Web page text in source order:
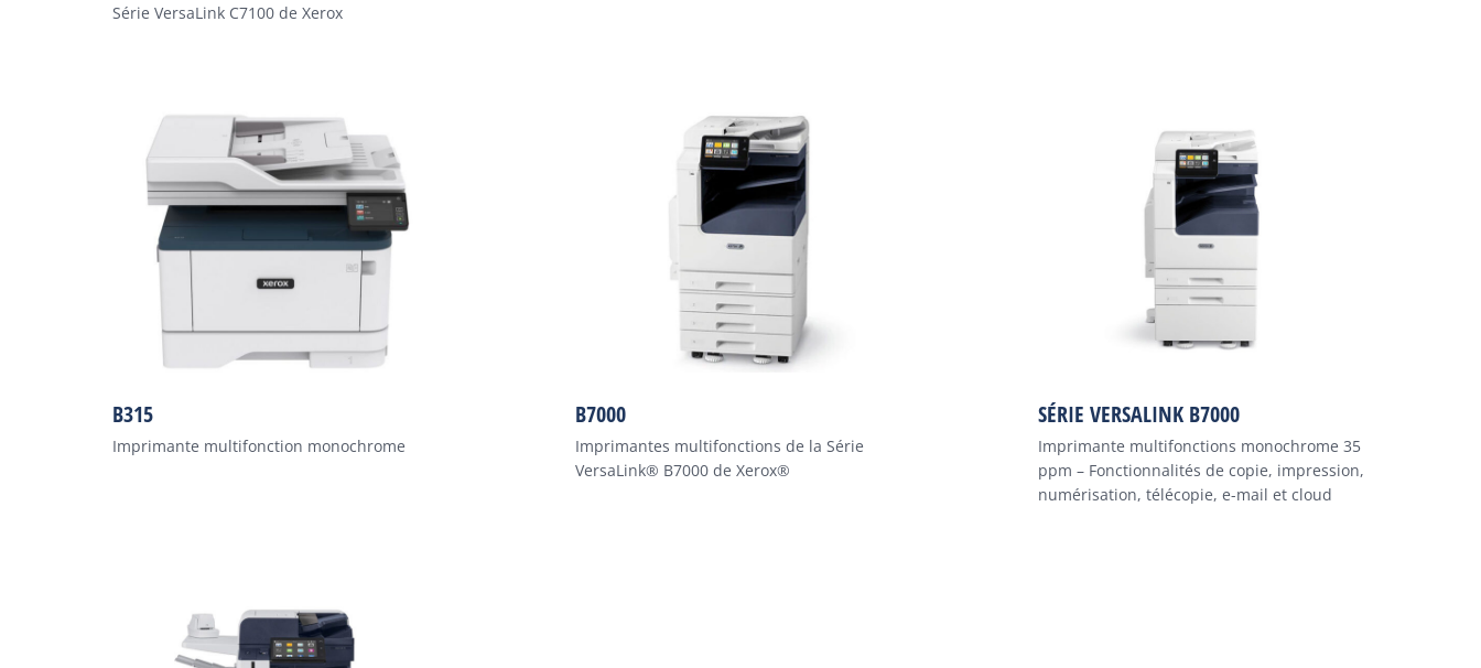
Série VersaLink C7100 de Xerox
B315
Imprimante multifonction monochrome
B7000
Imprimantes multifonctions de la Série
VersaLink® B7000 de Xerox®
SÉRIE VERSALINK B7000
Imprimante multifonctions monochrome 35
ppm – Fonctionnalités de copie, impression,
numérisation, télécopie, e-mail et cloud